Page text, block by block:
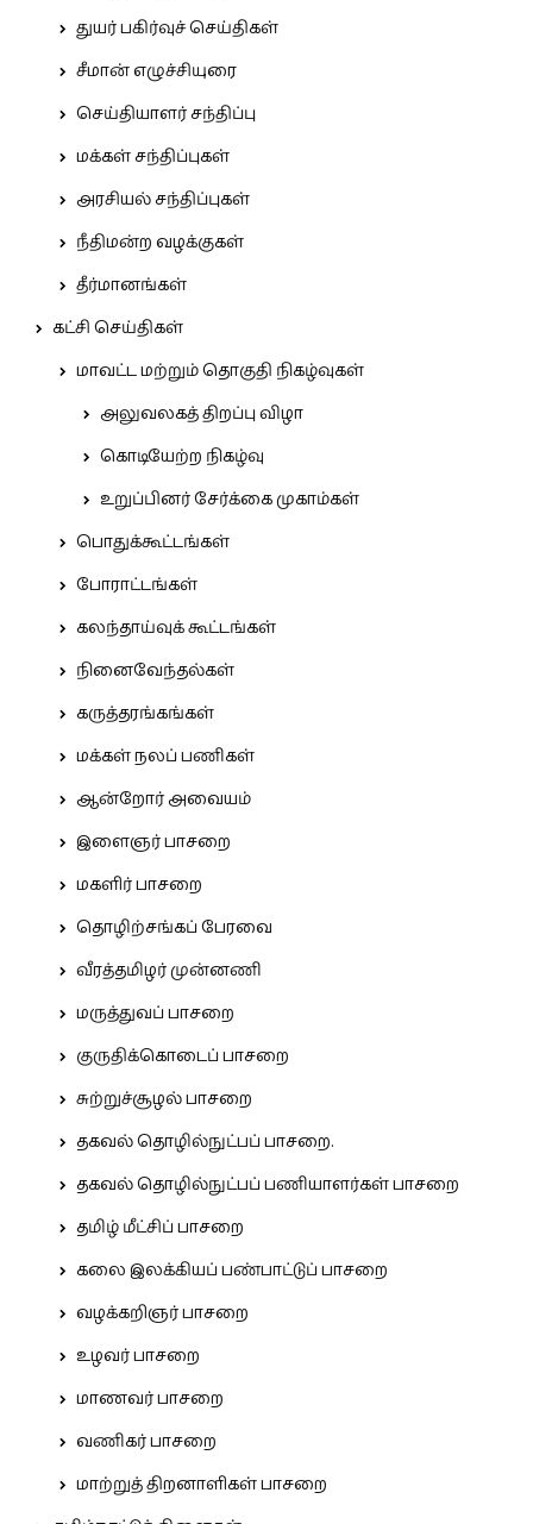
துயர் பகிர்வுச் செய்திகள்
சீமான் எழுச்சியுரை
செய்தியாளர் சந்திப்பு
மக்கள் சந்திப்புகள்
அரசியல் சந்திப்புகள்
நீதிமன்ற வழக்குகள்
தீர்மானங்கள்
கட்சி செய்திகள்
மாவட்ட மற்றும் தொகுதி நிகழ்வுகள்
அலுவலகத் திறப்பு விழா
கொடியேற்ற நிகழ்வு
உறுப்பினர் சேர்க்கை முகாம்கள்
பொதுக்கூட்டங்கள்
போராட்டங்கள்
கலந்தாய்வுக் கூட்டங்கள்
நினைவேந்தல்கள்
கருத்தரங்கங்கள்
மக்கள் நலப் பணிகள்
ஆன்றோர் அவையம்
இளைஞர் பாசறை
மகளிர் பாசறை
தொழிற்சங்கப் பேரவை
வீரத்தமிழர் முன்னணி
மருத்துவப் பாசறை
குருதிக்கொடைப் பாசறை
சுற்றுச்சூழல் பாசறை
தகவல் தொழில்நுட்பப் பாசறை.
தகவல் தொழில்நுட்பப் பணியாளர்கள் பாசறை
தமிழ் மீட்சிப் பாசறை
கலை இலக்கியப் பண்பாட்டுப் பாசறை
வழக்கறிஞர் பாசறை
உழவர் பாசறை
மாணவர் பாசறை
வணிகர் பாசறை
மாற்றுத் திறனாளிகள் பாசறை